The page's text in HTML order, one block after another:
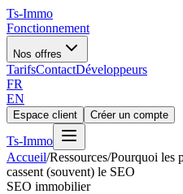
Ts-Immo
Fonctionnement
Nos offres
TarifsContactDéveloppeurs
FR
EN
Espace client Créer un compte
Ts-Immo
Accueil/Ressources/Pourquoi les
cassent (souvent) le SEO
SEO immobilier